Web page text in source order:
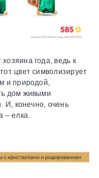
года, ведь к
цвет символизирует
и природой,
дом живыми
И, конечно, очень
– елка.